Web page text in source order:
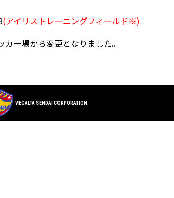
(アイリストレーニングフィールド※)
ー場から変更となりました。
VEGALTA SENDAI CORPORATION.